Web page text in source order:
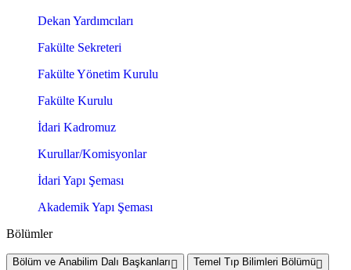
Dekan Yardımcıları
Fakülte Sekreteri
Fakülte Yönetim Kurulu
Fakülte Kurulu
İdari Kadromuz
Kurullar/Komisyonlar
İdari Yapı Şeması
Akademik Yapı Şeması
Bölümler
Bölüm ve Anabilim Dalı Başkanları
Temel Tıp Bilimleri Bölümü